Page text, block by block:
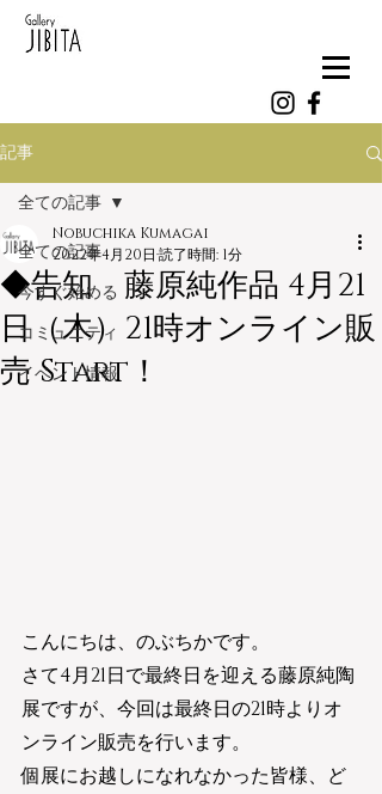
記事
全ての記事
今すぐ始める
コミュニティ
イベント情報
全ての記事
◆告知 藤原純作品 4月21
日（木）21時オンライン販
売 Start！
Nobuchika Kumagai
2022年4月20日 読了時間: 1分
こんにちは、のぶちかです。
さて4月21日で最終日を迎える藤原純陶
展ですが、今回は最終日の21時よりオ
ンライン販売を行います。
個展にお越しになれなかった皆様、ど